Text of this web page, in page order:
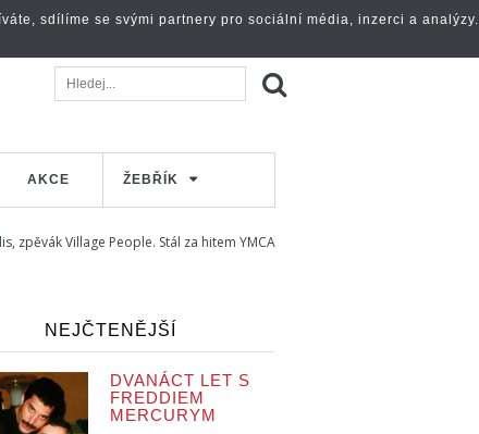
AKCE ŽEBŘÍK
zpěvák Village People. Stál za hitem YMCA
NEJČTENĚJŠÍ
DVANÁCT LET S
FREDDIEM
MERCURYM
sdílíme se svými partnery pro sociální média, inzerci a analýzy.